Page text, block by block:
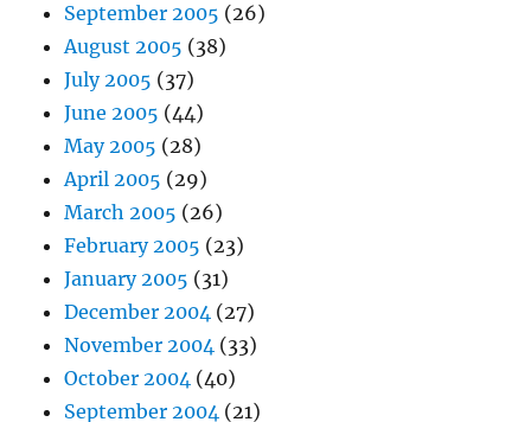
September 2005 (26)
August 2005 (38)
July 2005 (37)
June 2005 (44)
May 2005 (28)
April 2005 (29)
March 2005 (26)
February 2005 (23)
January 2005 (31)
December 2004 (27)
November 2004 (33)
October 2004 (40)
September 2004 (21)